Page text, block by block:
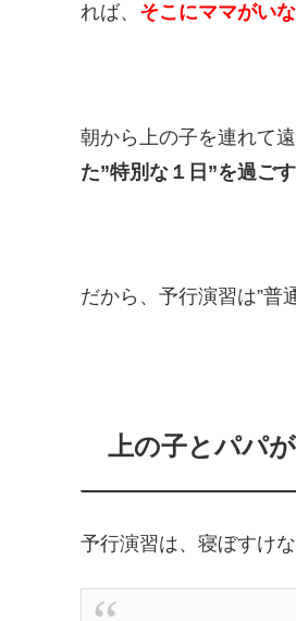
れば、 そこにママがいな
朝から上の子を連れて
た”特別な１日”を過ご
だから、予行演習は”普
上の子とパパ
予行演習は、寝ぼすけ